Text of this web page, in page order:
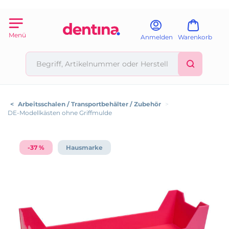
Menü Anmelden Warenkorb
< Arbeitsschalen / Transportbehälter / Zubehör >
DE-Modellkästen ohne Griffmulde
-37 % Hausmarke